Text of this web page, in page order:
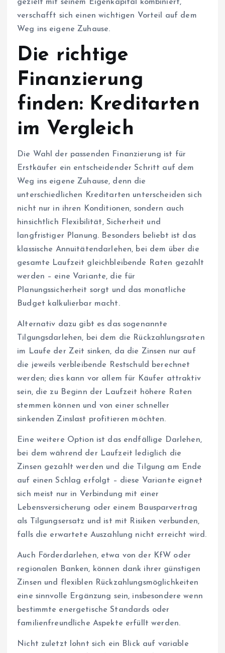
gezielt mit seinem Eigenkapital kombiniert,
verschafft sich einen wichtigen Vorteil auf dem
Weg ins eigene Zuhause.
Die richtige
Finanzierung
finden: Kreditarten
im Vergleich
Die Wahl der passenden Finanzierung ist für
Erstkäufer ein entscheidender Schritt auf dem
Weg ins eigene Zuhause, denn die
unterschiedlichen Kreditarten unterscheiden sich
nicht nur in ihren Konditionen, sondern auch
hinsichtlich Flexibilität, Sicherheit und
langfristiger Planung. Besonders beliebt ist das
klassische Annuitätendarlehen, bei dem über die
gesamte Laufzeit gleichbleibende Raten gezahlt
werden – eine Variante, die für
Planungssicherheit sorgt und das monatliche
Budget kalkulierbar macht.
Alternativ dazu gibt es das sogenannte
Tilgungsdarlehen, bei dem die Rückzahlungsraten
im Laufe der Zeit sinken, da die Zinsen nur auf
die jeweils verbleibende Restschuld berechnet
werden; dies kann vor allem für Käufer attraktiv
sein, die zu Beginn der Laufzeit höhere Raten
stemmen können und von einer schneller
sinkenden Zinslast profitieren möchten.
Eine weitere Option ist das endfällige Darlehen,
bei dem während der Laufzeit lediglich die
Zinsen gezahlt werden und die Tilgung am Ende
auf einen Schlag erfolgt – diese Variante eignet
sich meist nur in Verbindung mit einer
Lebensversicherung oder einem Bausparvertrag
als Tilgungsersatz und ist mit Risiken verbunden,
falls die erwartete Auszahlung nicht erreicht wird.
Auch Förderdarlehen, etwa von der KfW oder
regionalen Banken, können dank ihrer günstigen
Zinsen und flexiblen Rückzahlungsmöglichkeiten
eine sinnvolle Ergänzung sein, insbesondere wenn
bestimmte energetische Standards oder
familienfreundliche Aspekte erfüllt werden.
Nicht zuletzt lohnt sich ein Blick auf variable